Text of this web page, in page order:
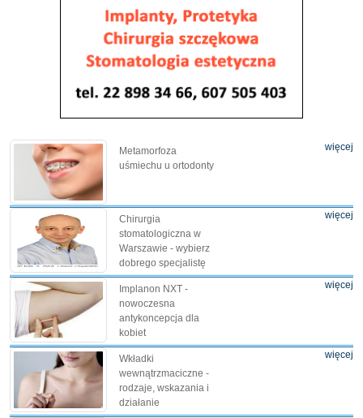
Metamorfoza
uśmiechu u ortodonty
więcej
Chirurgia
stomatologiczna w
Warszawie - wybierz
dobrego specjalistę
więcej
Implanon NXT -
nowoczesna
antykoncepcja dla
kobiet
więcej
Wkładki
wewnątrzmaciczne -
rodzaje, wskazania i
działanie
więcej